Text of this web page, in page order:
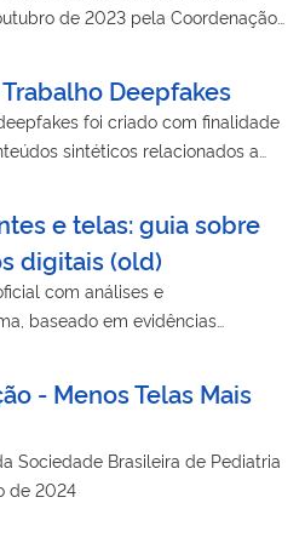
de 2023 pela Coordenação-
da Presidência da
Deepfakes
foi criado com finalidade
sintéticos relacionados a
para proteção de direitos
fraudes e golpes
e telas: guia sobre
digitais (old)
com análises e
baseado em evidências
- Menos Telas Mais
Sociedade Brasileira de Pediatria
de 2024